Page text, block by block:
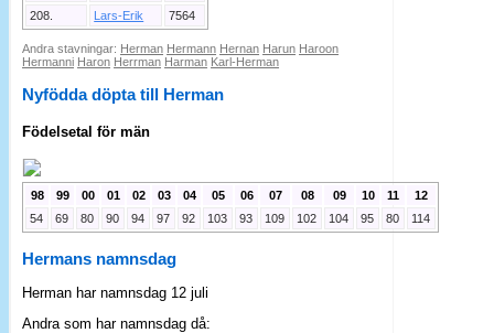
208.
Lars-Erik 7564
Andra stavningar: Herman Hermann Hernan Harun Haroon
Hermanni Haron Herrman Harman Karl-Herman
Nyfödda döpta till Herman
Födelsetal för män
98 99 00 01 02 03 04 05 06 07 08 09 10 11
12
54
69 80 90 94 97 92 103 93 109 102 104 95 80 114
Hermans namnsdag
Herman har namnsdag 12 juli
Andra som har namnsdag då: